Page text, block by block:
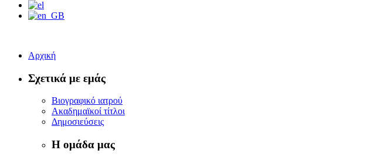
Αρχική
Σχετικά με εμάς
Βιογραφικό ιατρού
Ακαδημαϊκοί τίτλοι
Δημοσιεύσεις
Η ομάδα μας